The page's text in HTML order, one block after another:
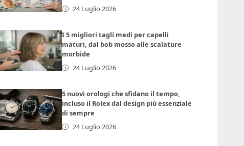
24 Luglio 2026
I 5 migliori tagli medi per capelli
maturi, dal bob mosso alle scalature
morbide
24 Luglio 2026
5 nuovi orologi che sfidano il tempo,
incluso il Rolex dal design più essenziale
di sempre
24 Luglio 2026